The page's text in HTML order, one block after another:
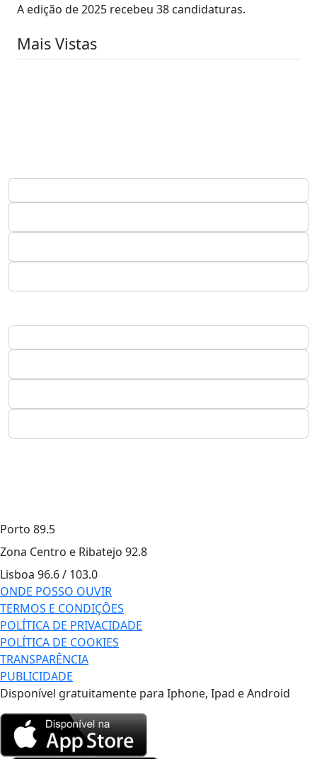
A edição de 2025 recebeu 38 candidaturas.
Mais Vistas
Porto 89.5
Zona Centro e Ribatejo 92.8
Lisboa 96.6 / 103.0
ONDE POSSO OUVIR
TERMOS E CONDIÇÕES
POLÍTICA DE PRIVACIDADE
POLÍTICA DE COOKIES
TRANSPARÊNCIA
PUBLICIDADE
Disponível gratuitamente para Iphone, Ipad e Android